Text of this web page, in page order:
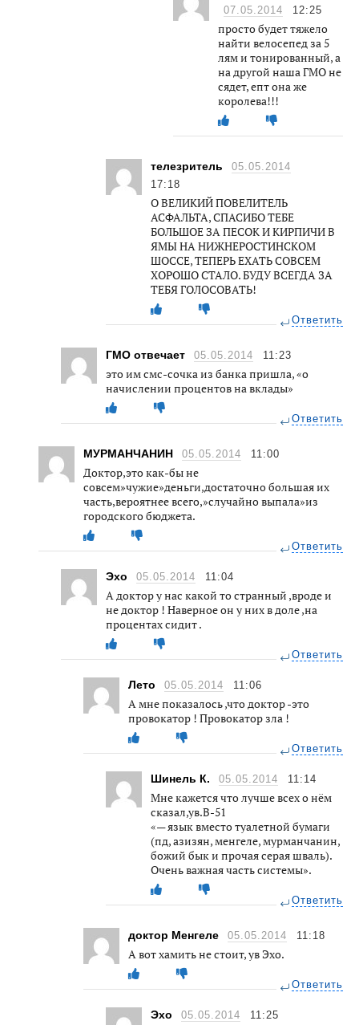
07.05.2014 12:25
просто будет тяжело
найти велосепед за 5
лям и тонированный, а
на другой наша ГМО не
сядет, епт она же
королева!!!
телезритель
05.05.2014
17:18
О ВЕЛИКИЙ ПОВЕЛИТЕЛЬ
АСФАЛЬТА, СПАСИБО ТЕБЕ
БОЛЬШОЕ ЗА ПЕСОК И КИРПИЧИ В
ЯМЫ НА НИЖНЕРОСТИНСКОМ
ШОССЕ, ТЕПЕРЬ ЕХАТЬ СОВСЕМ
ХОРОШО СТАЛО. БУДУ ВСЕГДА ЗА
ТЕБЯ ГОЛОСОВАТЬ!
Ответить
ГМО отвечает 05.05.2014 11:23
это им смс-сочка из банка пришла, «о
начислении процентов на вклады»
Ответить
МУРМАНЧАНИН 05.05.2014 11:00
Доктор,это как-бы не
совсем»чужие»деньги,достаточно большая их
часть,вероятнее всего,»случайно выпала»из
городского бюджета.
Ответить
Эхо 05.05.2014 11:04
А доктор у нас какой то странный ,вроде и
не доктор ! Наверное он у них в доле ,на
процентах сидит .
Ответить
Лето 05.05.2014 11:06
А мне показалось ,что доктор -это
провокатор ! Провокатор зла !
Ответить
Шинель К. 05.05.2014 11:14
Мне кажется что лучше всех о нём
сказал,ув.В-51
«— язык вместо туалетной бумаги
(пд, азизян, менгеле, мурманчанин,
божий бык и прочая серая шваль).
Очень важная часть системы».
Ответить
доктор Менгеле 05.05.2014 11:18
А вот хамить не стоит, ув Эхо.
Ответить
Эхо 05.05.2014 11:25